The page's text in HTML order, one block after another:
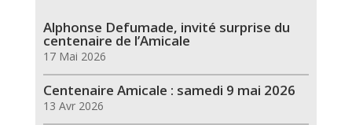
Alphonse Defumade, invité surprise du
centenaire de l’Amicale
17 Mai 2026
Centenaire Amicale : samedi 9 mai 2026
13 Avr 2026